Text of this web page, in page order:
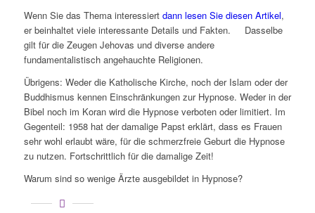
Wenn Sie das Thema interessiert dann lesen Sie diesen Artikel,
er beinhaltet viele interessante Details und Fakten. Dasselbe
gilt für die Zeugen Jehovas und diverse andere
fundamentalistisch angehauchte Religionen.
Übrigens: Weder die Katholische Kirche, noch der Islam oder der
Buddhismus kennen Einschränkungen zur Hypnose. Weder in der
Bibel noch im Koran wird die Hypnose verboten oder limitiert. Im
Gegenteil: 1958 hat der damalige Papst erklärt, dass es Frauen
sehr wohl erlaubt wäre, für die schmerzfreie Geburt die Hypnose
zu nutzen. Fortschrittlich für die damalige Zeit!
Warum sind so wenige Ärzte ausgebildet in Hypnose?